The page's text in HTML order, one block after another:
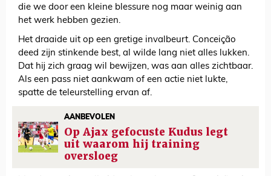
die we door een kleine blessure nog maar weinig aan
het werk hebben gezien.
Het draaide uit op een gretige invalbeurt. Conceição
deed zijn stinkende best, al wilde lang niet alles lukken.
Dat hij zich graag wil bewijzen, was aan alles zichtbaar.
Als een pass niet aankwam of een actie niet lukte,
spatte de teleurstelling ervan af.
AANBEVOLEN
Op Ajax gefocuste Kudus legt
uit waarom hij training
oversloeg